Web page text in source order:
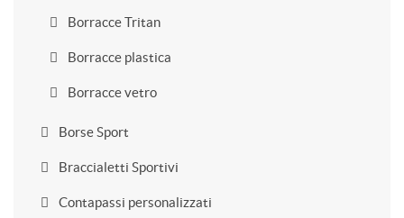
Borracce Tritan
Borracce plastica
Borracce vetro
Borse Sport
Braccialetti Sportivi
Contapassi personalizzati